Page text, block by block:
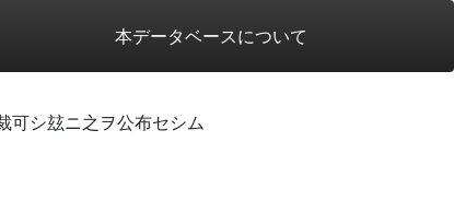
本データベースについて
可シ玆ニ之ヲ公布セシム